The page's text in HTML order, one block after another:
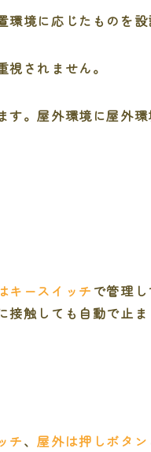
境に応じたものを設
されません。
。屋外環境に屋外
キースイッチ で管理
触しても自動で止ま
チ、屋外は押しボタン